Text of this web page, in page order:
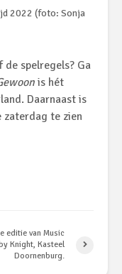
2022 (foto: Sonja
spelregels? Ga
is hét
Daarnaast is
zaterdag te zien
editie van Music
Knight, Kasteel
Doornenburg.